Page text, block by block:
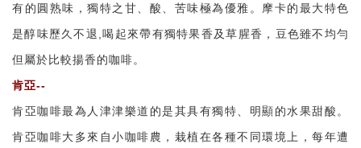
有的圓熟味，獨特之甘、酸、苦味極為優雅。摩卡的最大特色
是醇味歷久不退,喝起來帶有獨特果香及草腥香，豆色雖不均勻
但屬於比較揚香的咖啡。
肯亞--
肯亞咖啡最為人津津樂道的是其具有獨特、明顯的水果甜酸。
肯亞咖啡大多來自小咖啡農，栽植在各種不同環境上，每年遭